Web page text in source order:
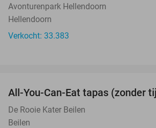
Avonturenpark Hellendoorn
Hellendoorn
Verkocht: 33.383
All-You-Can-Eat tapas (zonder
De Rooie Kater Beilen
Beilen